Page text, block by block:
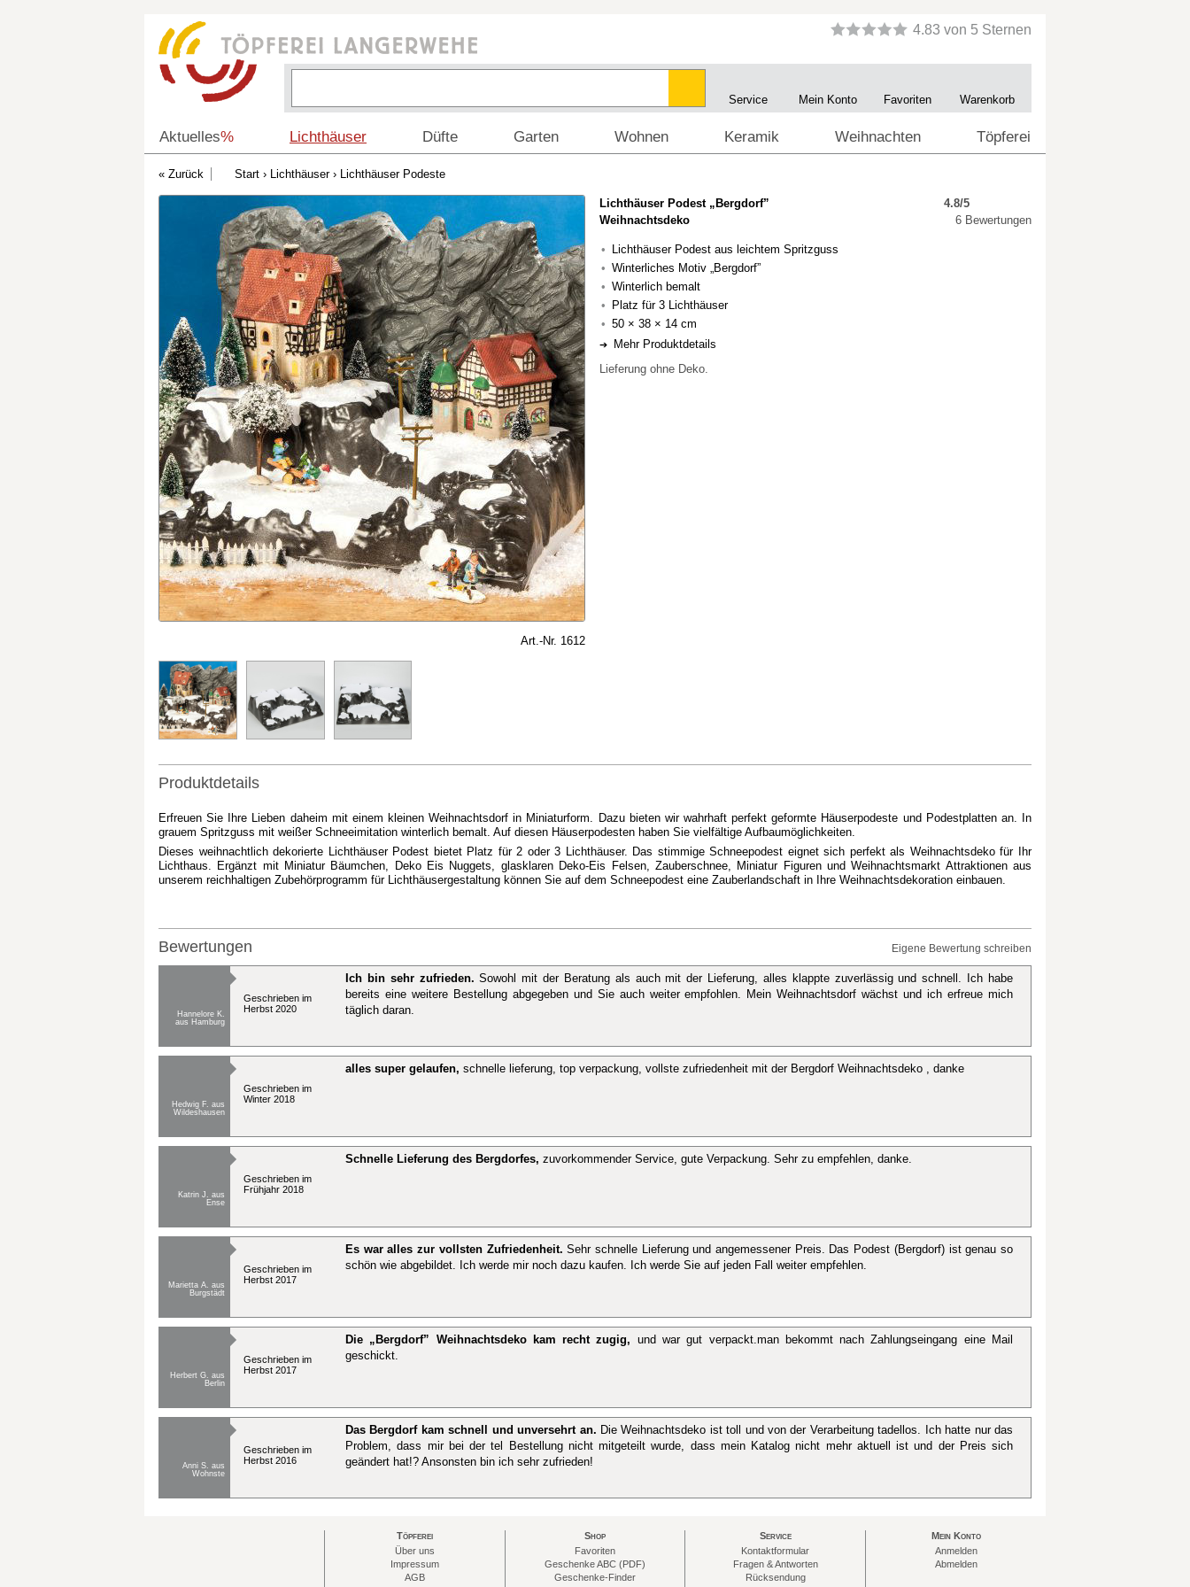
Service Mein Konto Favoriten Warenkorb
Aktuelles% Lichthäuser Düfte Garten Wohnen Keramik Weihnachten Töpferei
Start › Lichthäuser› Lichthäuser Podeste
Art.-Nr. 1612
Lichthäuser Podest „Bergdorf”
Weihnachtsdeko
Lichthäuser Podest aus leichtem Spritzguss
Winterliches Motiv „Bergdorf”
Winterlich bemalt
Platz für 3 Lichthäuser
50 × 38 × 14 cm
Mehr Produktdetails
Lieferung ohne Deko.
4.8/5
6 Bewertungen
Produktdetails
Erfreuen Sie Ihre Lieben daheim mit einem kleinen Weihnachtsdorf in Miniaturform. Dazu bieten wir wahrhaft perfekt geformte Häuserpodeste und Podestplatten an. In
grauem Spritzguss mit weißer Schneeimitation winterlich bemalt. Auf diesen Häuserpodesten haben Sie vielfältige Aufbaumöglichkeiten.
Dieses weihnachtlich dekorierte Lichthäuser Podest bietet Platz für 2 oder 3 Lichthäuser. Das stimmige Schneepodest eignet sich perfekt als Weihnachtsdeko für Ihr
Lichthaus. Ergänzt mit Miniatur Bäumchen, Deko Eis Nuggets, glasklaren Deko-Eis Felsen, Zauberschnee, Miniatur Figuren und Weihnachtsmarkt Attraktionen aus
unserem reichhaltigen Zubehörprogramm für Lichthäusergestaltung können Sie auf dem Schneepodest eine Zauberlandschaft in Ihre Weihnachtsdekoration einbauen.
Bewertungen Eigene Bewertung schreiben
Hannelore K.
aus Hamburg
Geschrieben im
Herbst 2020
Ich bin sehr zufrieden. Sowohl mit der Beratung als auch mit der Lieferung, alles klappte zuverlässig und schnell. Ich habe
bereits eine weitere Bestellung abgegeben und Sie auch weiter empfohlen. Mein Weihnachtsdorf wächst und ich erfreue mich
täglich daran.
Hedwig F. aus
Wildeshausen
Geschrieben im
Winter 2018
alles super gelaufen, schnelle lieferung, top verpackung, vollste zufriedenheit mit der Bergdorf Weihnachtsdeko , danke
Katrin J. aus
Ense
Geschrieben im
Frühjahr 2018
Schnelle Lieferung des Bergdorfes, zuvorkommender Service, gute Verpackung. Sehr zu empfehlen, danke.
Marietta A. aus
Burgstädt
Geschrieben im
Herbst 2017
Es war alles zur vollsten Zufriedenheit. Sehr schnelle Lieferung und angemessener Preis. Das Podest (Bergdorf) ist genau so
schön wie abgebildet. Ich werde mir noch dazu kaufen. Ich werde Sie auf jeden Fall weiter empfehlen.
Herbert G. aus
Berlin
Geschrieben im
Herbst 2017
Die „Bergdorf” Weihnachtsdeko kam recht zugig, und war gut verpackt.man bekommt nach Zahlungseingang eine Mail
geschickt.
Anni S. aus
Wohnste
Geschrieben im
Herbst 2016
Das Bergdorf kam schnell und unversehrt an. Die Weihnachtsdeko ist toll und von der Verarbeitung tadellos. Ich hatte nur das
Problem, dass mir bei der tel Bestellung nicht mitgeteilt wurde, dass mein Katalog nicht mehr aktuell ist und der Preis sich
geändert hat!? Ansonsten bin ich sehr zufrieden!
Töpferei
Über uns
Impressum
AGB
Shop
Favoriten
Geschenke ABC (PDF)
Geschenke-Finder
Service
Kontaktformular
Fragen & Antworten
Rücksendung
Mein Konto
Anmelden
Abmelden